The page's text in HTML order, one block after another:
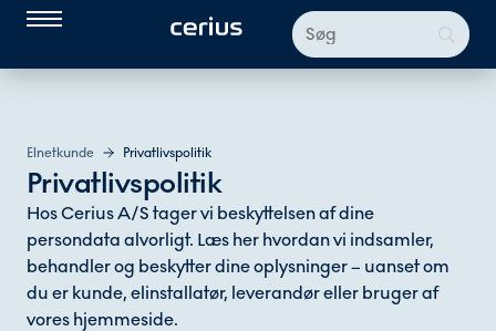
Elnetkunde Privatlivspolitik
Privatlivspolitik
Hos Cerius A/S tager vi beskyttelsen af dine
persondata alvorligt. Læs her hvordan vi indsamler,
behandler og beskytter dine oplysninger – uanset om
du er kunde, elinstallatør, leverandør eller bruger af
vores hjemmeside.